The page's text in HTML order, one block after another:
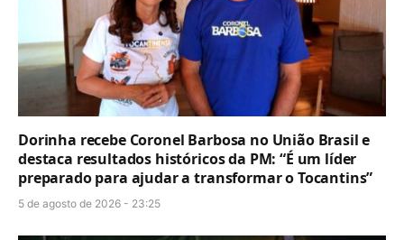
Dorinha recebe Coronel Barbosa no União Brasil e
destaca resultados históricos da PM: “É um líder
preparado para ajudar a transformar o Tocantins”
5 de agosto de 2026 - 23:25